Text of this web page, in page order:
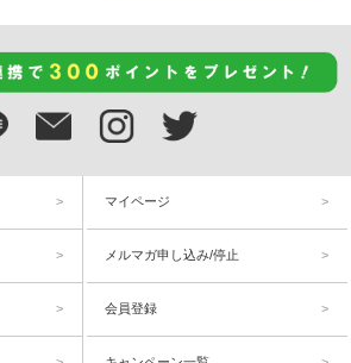
マイページ
メルマガ申し込み/停止
会員登録